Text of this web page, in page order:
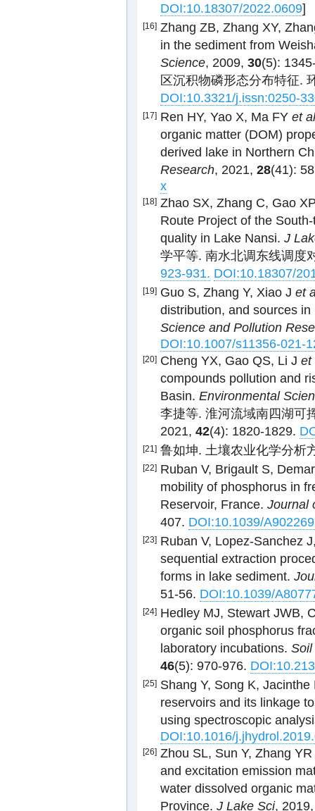
DOI:10.18307/2022.0609]
[16] Zhang ZB, Zhang XY,
in the sediment from
Science, 2009, 30(5):
区沉积物磷形态分布特征.
DOI:10.3321/j.issn:0250-
[17] Ren HY, Yao X, Ma FY et al
organic matter (DOM)
derived lake in Northern
Research, 2021, 28(41):
x
[18] Zhao SX, Zhang C, Gao
Route Project of the
quality in Lake Nansi. J
学平等. 南水北调东线调度
923-931. DOI:10.18307/
[19] Guo S, Zhang Y, Xiao J et
distribution, and sources
Science and Pollution
DOI:10.1007/s11356-021-
[20] Cheng YX, Gao QS, Li J et
compounds pollution and
Basin. Environmental
李捷等. 淮河流域南四湖可
2021, 42(4): 1820-1829.
[21] 鲁如坤. 土壤农业化学分析
[22] Ruban V, Brigault S,
mobility of phosphorus in
Reservoir, France. Journal
407. DOI:10.1039/
[23] Ruban V, Lopez-Sanchez
sequential extraction
forms in lake sediment.
51-56. DOI:10.1039/
[24] Hedley MJ, Stewart JWB,
organic soil phosphorus
laboratory incubations. Soil
46(5): 970-976.
[25] Shang Y, Song K, Jacinthe
reservoirs and its linkage
using spectroscopic
DOI:10.1016/
[26] Zhou SL, Sun Y, Zhang YR
and excitation emission
water dissolved organic
Province. J Lake Sci,